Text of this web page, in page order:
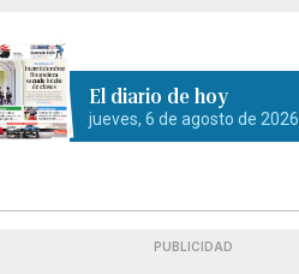
El diario de hoy
jueves, 6 de agosto de 2026
PUBLICIDAD